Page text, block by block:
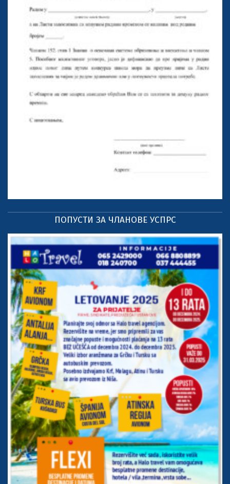
ПОПУСТИ ЗА ЧЛАНОВЕ УСПРС